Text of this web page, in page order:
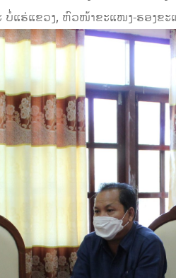
ບໍ່ແຮ່ແຂວງ, ຫົວໜ້າຂະແໜງ-ຮອງຂ